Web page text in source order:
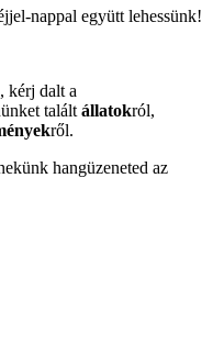
nappal együtt lehessünk!
, kérj dalt a
talált állatokról,
ről.
hangüzeneted az